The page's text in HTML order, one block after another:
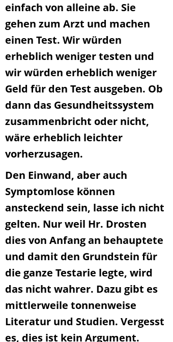
einfach von alleine ab. Sie
gehen zum Arzt und machen
einen Test. Wir würden
erheblich weniger testen und
wir würden erheblich weniger
Geld für den Test ausgeben. Ob
dann das Gesundheitssystem
zusammenbricht oder nicht,
wäre erheblich leichter
vorherzusagen.
Den Einwand, aber auch
Symptomlose können
ansteckend sein, lasse ich nicht
gelten. Nur weil Hr. Drosten
dies von Anfang an behauptete
und damit den Grundstein für
die ganze Testarie legte, wird
das nicht wahrer. Dazu gibt es
mittlerweile tonnenweise
Literatur und Studien. Vergesst
es, dies ist kein Argument.